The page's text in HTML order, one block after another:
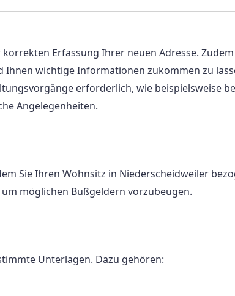
Erfassung Ihrer neuen Adresse. Zudem
Ihnen wichtige Informationen zukommen zu
erforderlich, wie beispielsweise
Angelegenheiten.
Sie Ihren Wohnsitz in Niederscheidweiler
möglichen Bußgeldern vorzubeugen.
Unterlagen. Dazu gehören: